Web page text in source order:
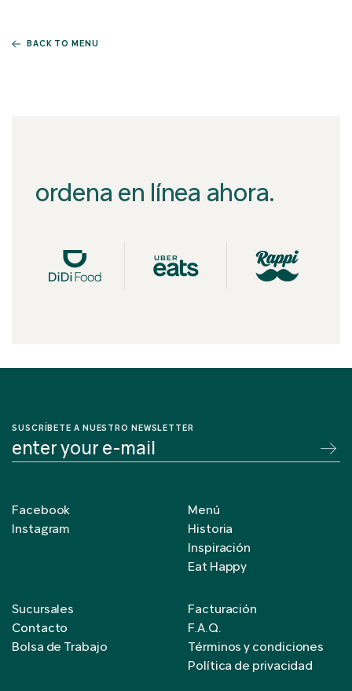
BACK TO MENU
ordena en línea ahora.
SUSCRÍBETE A NUESTRO NEWSLETTER
Facebook
Instagram
Menú
Historia
Inspiración
Eat Happy
Sucursales
Contacto
Bolsa de Trabajo
Facturación
F.A.Q.
Términos y condiciones
Política de privacidad